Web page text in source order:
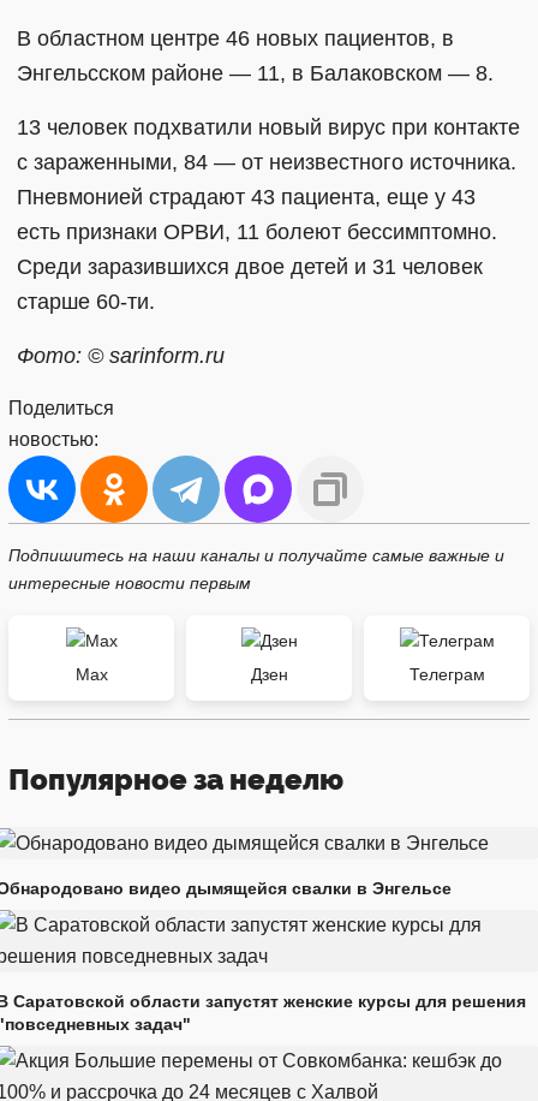
В областном центре 46 новых пациентов, в
Энгельсском районе — 11, в Балаковском — 8.
13 человек подхватили новый вирус при контакте
с зараженными, 84 — от неизвестного источника.
Пневмонией страдают 43 пациента, еще у 43
есть признаки ОРВИ, 11 болеют бессимптомно.
Среди заразившихся двое детей и 31 человек
старше 60-ти.
Фото: © sarinform.ru
Поделиться
новостью:
Подпишитесь на наши каналы и получайте самые важные и
интересные новости первым
Max Дзен Телеграм
Популярное за неделю
видео дымящейся свалки в Энгельсе
Саратовской области запустят женские курсы для решения
задач"